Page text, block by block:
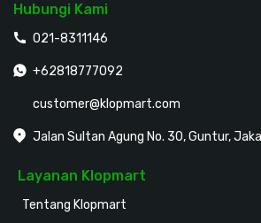
Hubungi Kami
021-8311146
+62818777092
customer@klopmart.com
Jalan Sultan Agung No. 30, Guntur,
Layanan Klopmart
Tentang Klopmart